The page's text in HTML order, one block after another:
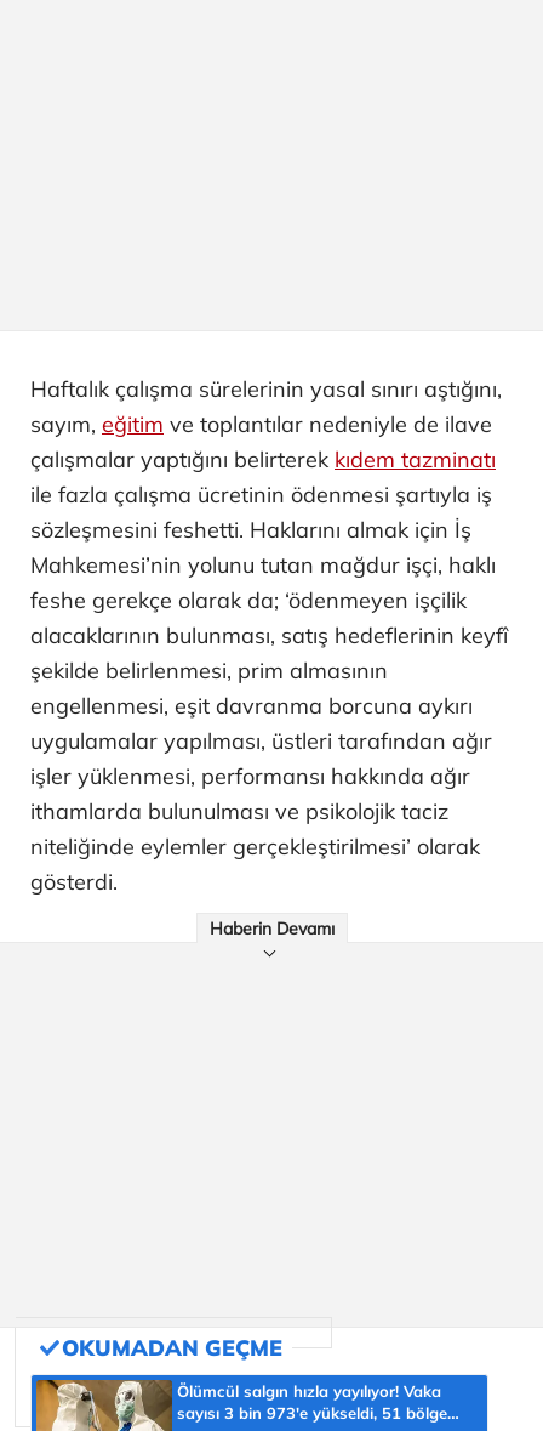
Haftalık çalışma sürelerinin yasal sınırı aştığını,
sayım, eğitim ve toplantılar nedeniyle de ilave
çalışmalar yaptığını belirterek kıdem tazminatı
ile fazla çalışma ücretinin ödenmesi şartıyla iş
sözleşmesini feshetti. Haklarını almak için İş
Mahkemesi’nin yolunu tutan mağdur işçi, haklı
feshe gerekçe olarak da; ‘ödenmeyen işçilik
alacaklarının bulunması, satış hedeflerinin keyfî
şekilde belirlenmesi, prim almasının
engellenmesi, eşit davranma borcuna aykırı
uygulamalar yapılması, üstleri tarafından ağır
işler yüklenmesi, performansı hakkında ağır
ithamlarda bulunulması ve psikolojik taciz
niteliğinde eylemler gerçekleştirilmesi’ olarak
gösterdi.
Haberin Devamı
Ölümcül salgın hızla yayılıyor! Vaka
sayısı 3 bin 973'e yükseldi, 51 bölge